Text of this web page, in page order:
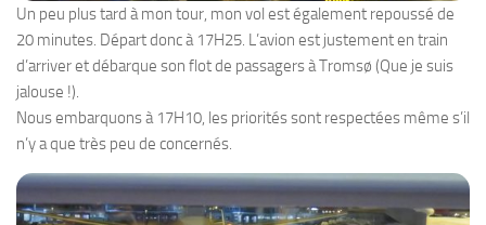
Un peu plus tard à mon tour, mon vol est également repoussé de
20 minutes. Départ donc à 17H25. L’avion est justement en train
d’arriver et débarque son flot de passagers à Tromsø (Que je suis
jalouse !).
Nous embarquons à 17H10, les priorités sont respectées même s’il
n’y a que très peu de concernés.